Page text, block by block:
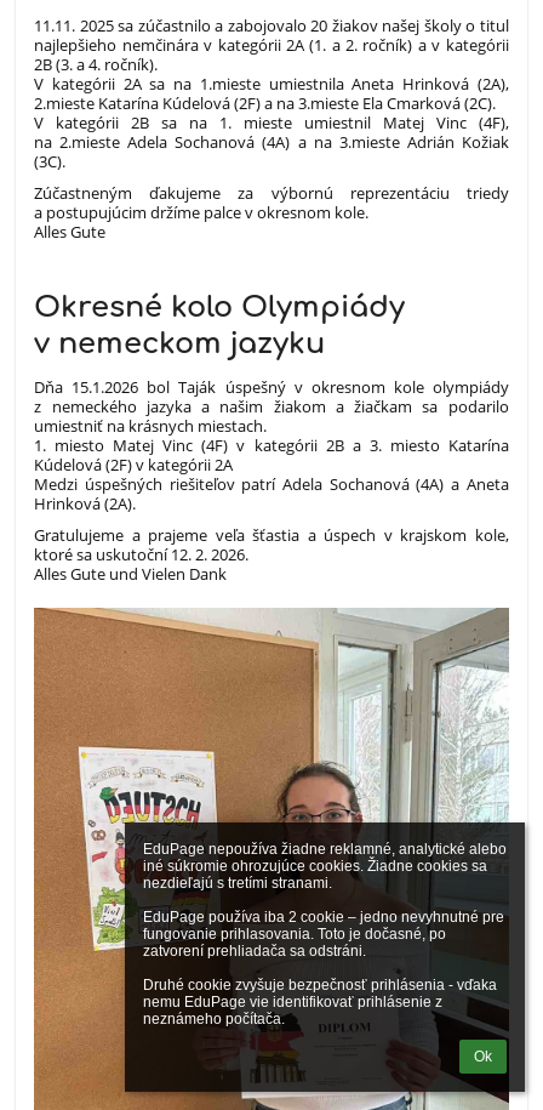
EduPage nepoužíva žiadne reklamné, analytické alebo
iné súkromie ohrozujúce cookies. Žiadne cookies sa
nezdieľajú s tretími stranami.
EduPage používa iba 2 cookie – jedno nevyhnutné pre
fungovanie prihlasovania. Toto je dočasné, po
zatvorení prehliadača sa odstráni.
Druhé cookie zvyšuje bezpečnosť prihlásenia - vďaka
nemu EduPage vie identifikovať prihlásenie z
neznámeho počítača.
Ok
11.11. 2025 sa zúčastnilo a zabojovalo 20 žiakov našej školy o titul
najlepšieho nemčinára v kategórii 2A (1. a 2. ročník) a v kategórii
2B (3. a 4. ročník).
V kategórii 2A sa na 1.mieste umiestnila Aneta Hrinková (2A),
2.mieste Katarína Kúdelová (2F) a na 3.mieste Ela Cmarková (2C).
V kategórii 2B sa na 1. mieste umiestnil Matej Vinc (4F),
na 2.mieste Adela Sochanová (4A) a na 3.mieste Adrián Kožiak
(3C).
Zúčastneným ďakujeme za výbornú reprezentáciu triedy
a postupujúcim držíme palce v okresnom kole.
Alles Gute
Okresné kolo Olympiády
v nemeckom jazyku
Dňa 15.1.2026 bol Taják úspešný v okresnom kole olympiády
z nemeckého jazyka a našim žiakom a žiačkam sa podarilo
umiestniť na krásnych miestach.
1. miesto Matej Vinc (4F) v kategórii 2B a 3. miesto Katarína
Kúdelová (2F) v kategórii 2A
Medzi úspešných riešiteľov patrí Adela Sochanová (4A) a Aneta
Hrinková (2A).
Gratulujeme a prajeme veľa šťastia a úspech v krajskom kole,
ktoré sa uskutoční 12. 2. 2026.
Alles Gute und Vielen Dank